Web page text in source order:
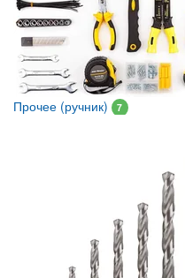
Прочее (ручник) 7